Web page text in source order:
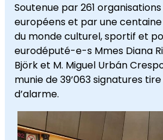
Soutenue par 261 organisations
européens et par une
du monde culturel, sportif et
eurodéputé-e-s Mmes Diana
Björk et M. Miguel Urbán
munie de 39’063 signatures
d’alarme.